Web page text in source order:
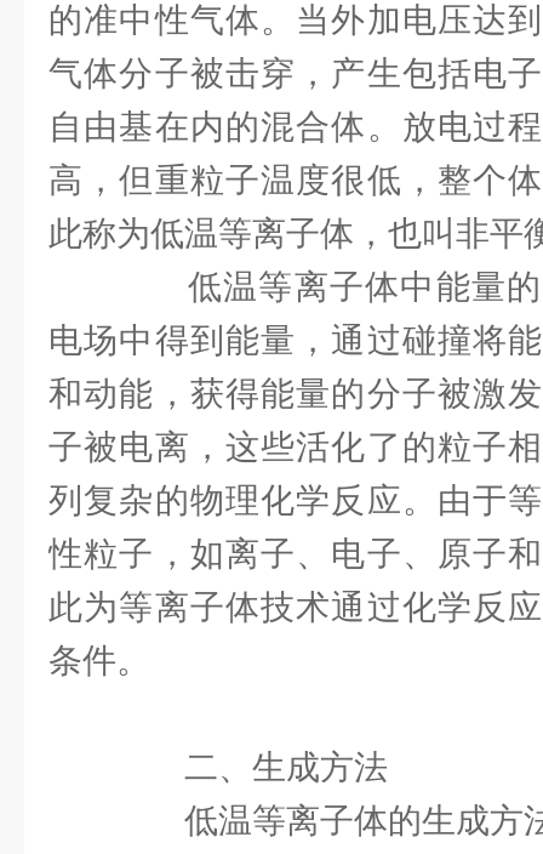
的准中性气体。当外加电压达
气体分子被击穿，产生包括电
自由基在内的混合体。放电过
高，但重粒子温度很低，整个
此称为低温等离子体，也叫非平
低温等离子体中能量的
电场中得到能量，通过碰撞将
和动能，获得能量的分子被激
子被电离，这些活化了的粒子
列复杂的物理化学反应。由于
性粒子，如离子、电子、原子
此为等离子体技术通过化学反
条件。
二、生成方法
低温等离子体的生成方